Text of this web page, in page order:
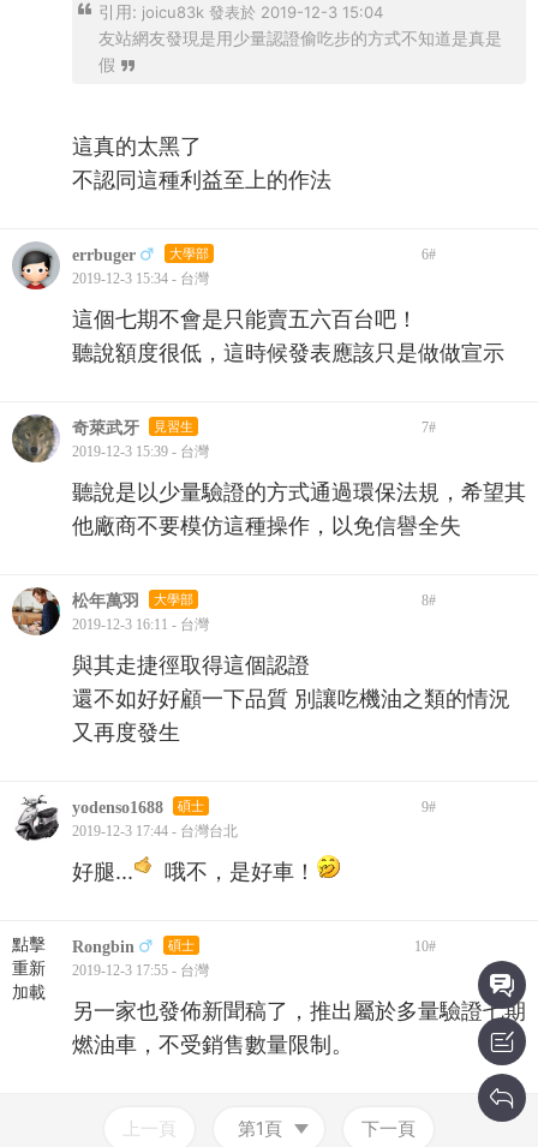
引用: joicu83k 發表於 2019-12-3 15:04
友站網友發現是用少量認證偷吃步的方式不知道是真是
假
這真的太黑了
不認同這種利益至上的作法
errbuger 大學部 6#
2019-12-3 15:34 - 台灣
這個七期不會是只能賣五六百台吧！
聽說額度很低，這時候發表應該只是做做宣示
奇萊武牙 見習生 7#
2019-12-3 15:39 - 台灣
聽說是以少量驗證的方式通過環保法規，希望其
他廠商不要模仿這種操作，以免信譽全失
松年萬羽 大學部 8#
2019-12-3 16:11 - 台灣
與其走捷徑取得這個認證
還不如好好顧一下品質 別讓吃機油之類的情況
又再度發生
yodenso1688 碩士 9#
2019-12-3 17:44 - 台灣台北
好腿... 哦不，是好車！
點擊
重新
加載
Rongbin 碩士 10#
2019-12-3 17:55 - 台灣
另一家也發佈新聞稿了，推出屬於多量驗證七期
燃油車，不受銷售數量限制。
上一頁 第1頁 下一頁